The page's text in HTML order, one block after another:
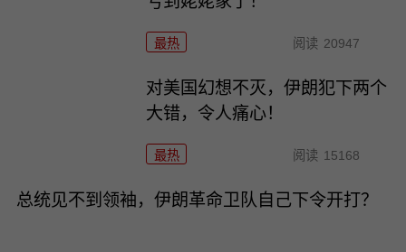
最热 阅读 20947
对美国幻想不灭，伊朗犯下两个
大错，令人痛心！
最热 阅读 15168
总统见不到领袖，伊朗革命卫队自己下令开打？